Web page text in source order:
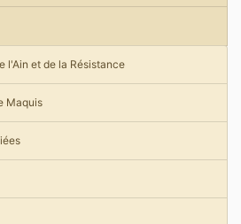
l'Ain et de la Résistance
Maquis